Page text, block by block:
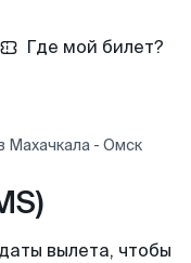
Где мой билет?
Махачкала - Омск
вылета, чтобы